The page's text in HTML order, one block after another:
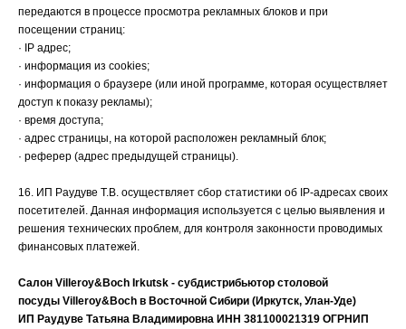
передаются в процессе просмотра рекламных блоков и при
посещении страниц:
· IP адрес;
· информация из cookies;
· информация о браузере (или иной программе, которая осуществляет
доступ к показу рекламы);
· время доступа;
· адрес страницы, на которой расположен рекламный блок;
· реферер (адрес предыдущей страницы).
16. ИП Раудуве Т.В. осуществляет сбор статистики об IP-адресах своих
посетителей. Данная информация используется с целью выявления и
решения технических проблем, для контроля законности проводимых
финансовых платежей.
Салон Villeroy&Boch Irkutsk - субдистрибьютор столовой
посуды Villeroy&Boch в Восточной Сибири (Иркутск, Улан-Уде)
ИП Раудуве Татьяна Владимировна ИНН 381100021319 ОГРНИП